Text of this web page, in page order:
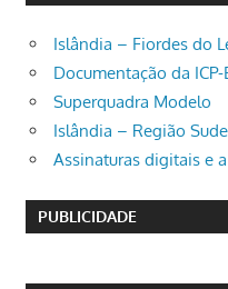
Islândia – Fiordes do
Documentação da
Superquadra Modelo
Islândia – Região
Assinaturas digitais e
PUBLICIDADE